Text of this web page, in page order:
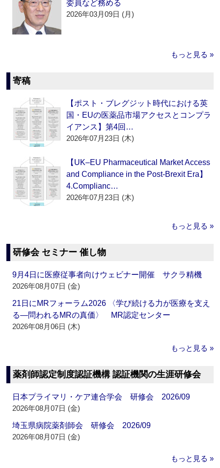
委員など務める
2026年03月09日 (月)
もっと見る »
寄稿
【ポスト・ブレグジット時代における英
国・EUの医薬品市場アクセスとコンプラ
イアンス】第4回…
2026年07月23日 (木)
【UK–EU Pharmaceutical Market Access
and Compliance in the Post-Brexit Era】
4.Complianc…
2026年07月23日 (木)
もっと見る »
研修会 セミナー 催し物
9月4日に医療従事者向けウェビナー開催 サクラ精機
2026年08月07日 (金)
21日にMRフォーラム2026 〈学び続ける力が医療を支え
る―問われるMRの真価〉 MR認定センター
2026年08月06日 (木)
もっと見る »
薬剤師認定制度認証機構 認証機関の生涯研修会
日本プライマリ・ケア連合学会 研修会 2026/09
2026年08月07日 (金)
埼玉県病院薬剤師会 研修会 2026/09
2026年08月07日 (金)
もっと見る »